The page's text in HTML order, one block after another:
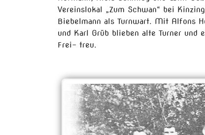
Vereinslokal „Zum Schwan“ bei
Biebelmann als Turnwart. Mit Alfons
und Karl Grüb blieben alte Turner
Frei- treu.